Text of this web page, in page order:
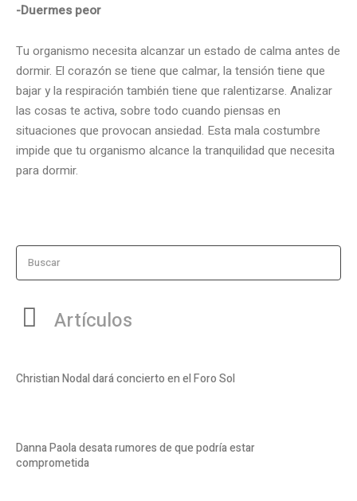
-Duermes peor
Tu organismo necesita alcanzar un estado de calma antes de
dormir. El corazón se tiene que calmar, la tensión tiene que
bajar y la respiración también tiene que ralentizarse. Analizar
las cosas te activa, sobre todo cuando piensas en
situaciones que provocan ansiedad. Esta mala costumbre
impide que tu organismo alcance la tranquilidad que necesita
para dormir.
Buscar
Artículos
Christian Nodal dará concierto en el Foro Sol
Danna Paola desata rumores de que podría estar
comprometida